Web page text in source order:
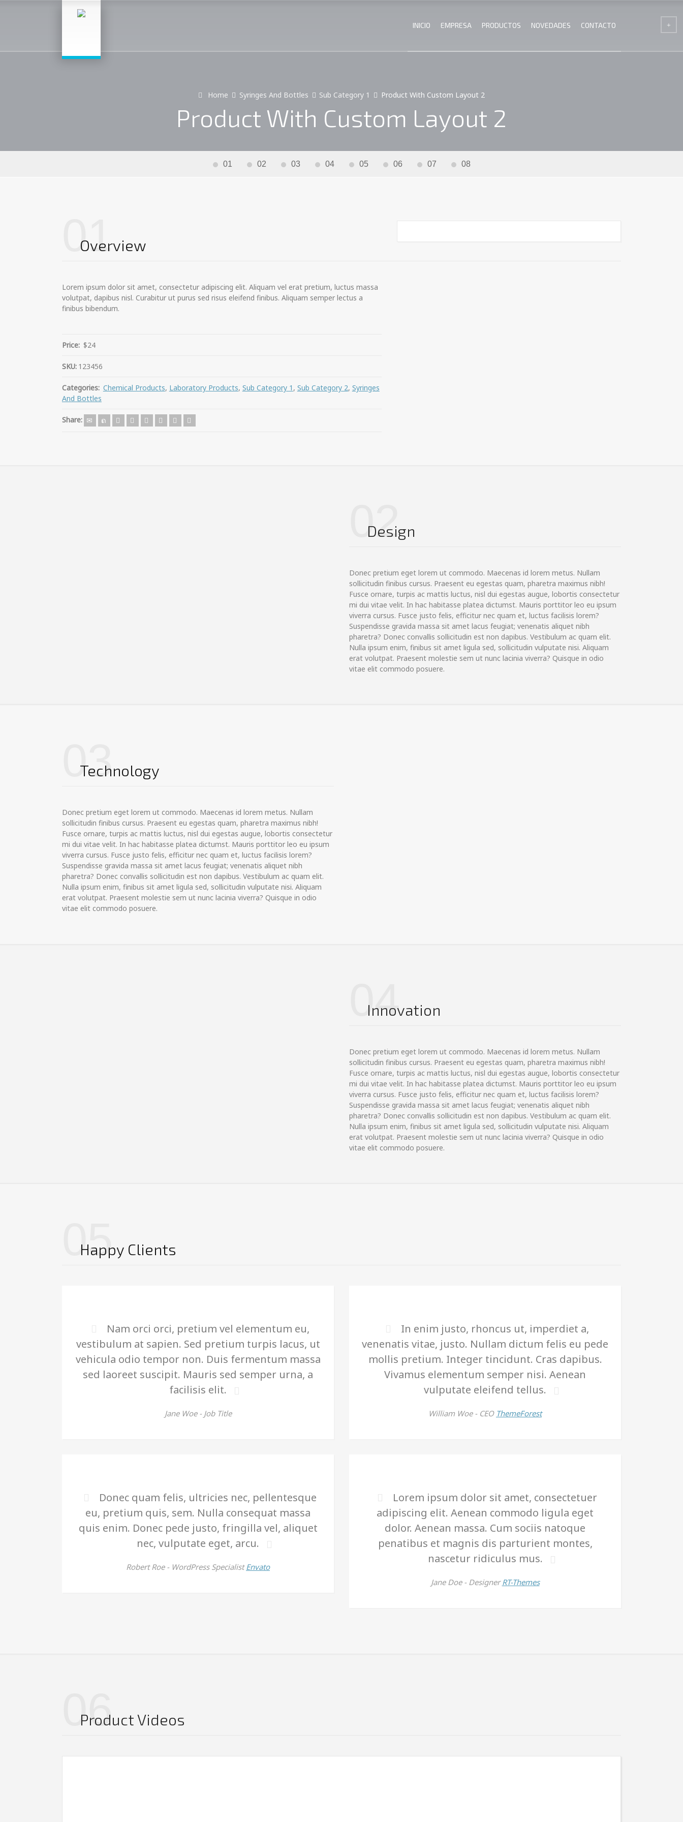
INICIO EMPRESA PRODUCTOS NOVEDADES CONTACTO
Home Syringes And Bottles Sub Category 1 Product With Custom Layout 2
Product With Custom Layout 2
01 02 03 04 05 06 07 08
01
Overview
Lorem ipsum dolor sit amet, consectetur adipiscing elit. Aliquam vel erat pretium, luctus massa
volutpat, dapibus nisl. Curabitur ut purus sed risus eleifend finibus. Aliquam semper lectus a
finibus bibendum.
Price: $24
SKU: 123456
Categories: Chemical Products, Laboratory Products, Sub Category 1 , Sub Category 2, Syringes
And Bottles
Share:
02
Design
Donec pretium eget lorem ut commodo. Maecenas id lorem metus. Nullam
sollicitudin finibus cursus. Praesent eu egestas quam, pharetra maximus nibh!
Fusce ornare, turpis ac mattis luctus, nisl dui egestas augue, lobortis consectetur
mi dui vitae velit. In hac habitasse platea dictumst. Mauris porttitor leo eu ipsum
viverra cursus. Fusce justo felis, efficitur nec quam et, luctus facilisis lorem?
Suspendisse gravida massa sit amet lacus feugiat; venenatis aliquet nibh
pharetra? Donec convallis sollicitudin est non dapibus. Vestibulum ac quam elit.
Nulla ipsum enim, finibus sit amet ligula sed, sollicitudin vulputate nisi. Aliquam
erat volutpat. Praesent molestie sem ut nunc lacinia viverra? Quisque in odio
vitae elit commodo posuere.
03
Technology
Donec pretium eget lorem ut commodo. Maecenas id lorem metus. Nullam
sollicitudin finibus cursus. Praesent eu egestas quam, pharetra maximus nibh!
Fusce ornare, turpis ac mattis luctus, nisl dui egestas augue, lobortis consectetur
mi dui vitae velit. In hac habitasse platea dictumst. Mauris porttitor leo eu ipsum
viverra cursus. Fusce justo felis, efficitur nec quam et, luctus facilisis lorem?
Suspendisse gravida massa sit amet lacus feugiat; venenatis aliquet nibh
pharetra? Donec convallis sollicitudin est non dapibus. Vestibulum ac quam elit.
Nulla ipsum enim, finibus sit amet ligula sed, sollicitudin vulputate nisi. Aliquam
erat volutpat. Praesent molestie sem ut nunc lacinia viverra? Quisque in odio
vitae elit commodo posuere.
04
Innovation
Donec pretium eget lorem ut commodo. Maecenas id lorem metus. Nullam
sollicitudin finibus cursus. Praesent eu egestas quam, pharetra maximus nibh!
Fusce ornare, turpis ac mattis luctus, nisl dui egestas augue, lobortis consectetur
mi dui vitae velit. In hac habitasse platea dictumst. Mauris porttitor leo eu ipsum
viverra cursus. Fusce justo felis, efficitur nec quam et, luctus facilisis lorem?
Suspendisse gravida massa sit amet lacus feugiat; venenatis aliquet nibh
pharetra? Donec convallis sollicitudin est non dapibus. Vestibulum ac quam elit.
Nulla ipsum enim, finibus sit amet ligula sed, sollicitudin vulputate nisi. Aliquam
erat volutpat. Praesent molestie sem ut nunc lacinia viverra? Quisque in odio
vitae elit commodo posuere.
05
Happy Clients
Nam orci orci, pretium vel elementum eu,
vestibulum at sapien. Sed pretium turpis lacus, ut
vehicula odio tempor non. Duis fermentum massa
sed laoreet suscipit. Mauris sed semper urna, a
facilisis elit.
Jane Woe - Job Title
In enim justo, rhoncus ut, imperdiet a,
venenatis vitae, justo. Nullam dictum felis eu pede
mollis pretium. Integer tincidunt. Cras dapibus.
Vivamus elementum semper nisi. Aenean
vulputate eleifend tellus.
William Woe - CEO ThemeForest
Donec quam felis, ultricies nec, pellentesque
eu, pretium quis, sem. Nulla consequat massa
quis enim. Donec pede justo, fringilla vel, aliquet
nec, vulputate eget, arcu.
Robert Roe - WordPress Specialist Envato
Lorem ipsum dolor sit amet, consectetuer
adipiscing elit. Aenean commodo ligula eget
dolor. Aenean massa. Cum sociis natoque
penatibus et magnis dis parturient montes,
nascetur ridiculus mus.
Jane Doe - Designer RT-Themes
06
Product Videos